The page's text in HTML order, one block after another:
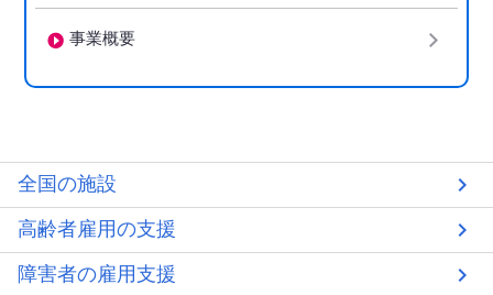
事業概要
全国の施設
高齢者雇用の支援
障害者の雇用支援